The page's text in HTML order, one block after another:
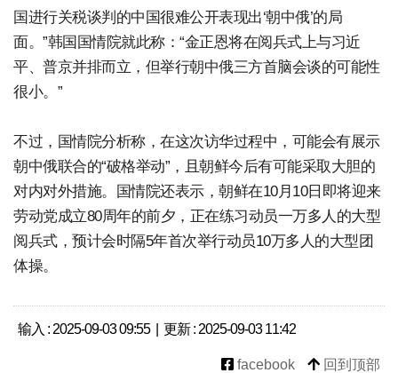
国进行关税谈判的中国很难公开表现出‘朝中俄’的局
面。”韩国国情院就此称：“金正恩将在阅兵式上与习近
平、普京并排而立，但举行朝中俄三方首脑会谈的可能性
很小。”
不过，国情院分析称，在这次访华过程中，可能会有展示
朝中俄联合的“破格举动”，且朝鲜今后有可能采取大胆的
对内对外措施。国情院还表示，朝鲜在10月10日即将迎来
劳动党成立80周年的前夕，正在练习动员一万多人的大型
阅兵式，预计会时隔5年首次举行动员10万多人的大型团
体操。
输入 : 2025-09-03 09:55 | 更新 : 2025-09-03 11:42
facebook 回到顶部